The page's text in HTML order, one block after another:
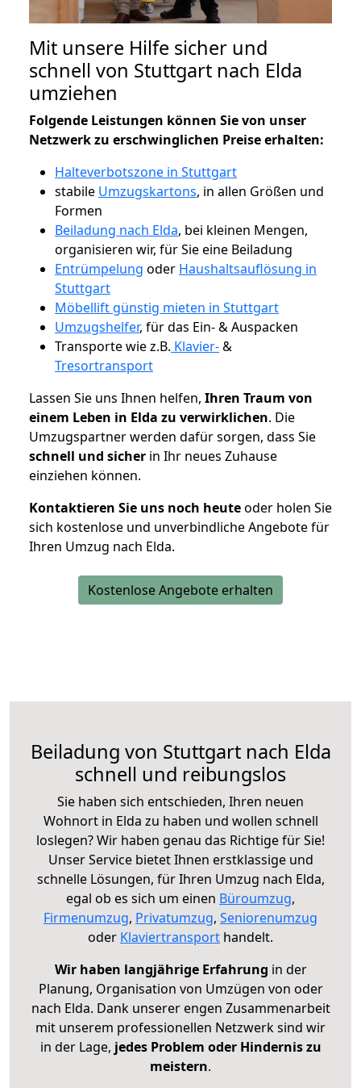
Mit unsere Hilfe sicher und
schnell von Stuttgart nach Elda
umziehen
Folgende Leistungen können Sie von unser
Netzwerk zu erschwinglichen Preise erhalten:
Halteverbotszone in Stuttgart
stabile Umzugskartons, in allen Größen und
Formen
Beiladung nach Elda, bei kleinen Mengen,
organisieren wir, für Sie eine Beiladung
Entrümpelung oder Haushaltsauflösung in
Stuttgart
Möbellift günstig mieten in Stuttgart
Umzugshelfer, für das Ein- & Auspacken
Transporte wie z.B. Klavier-&
Tresortransport
Lassen Sie uns Ihnen helfen, Ihren Traum von
einem Leben in Elda zu verwirklichen. Die
Umzugspartner werden dafür sorgen, dass Sie
schnell und sicher in Ihr neues Zuhause
einziehen können.
Kontaktieren Sie uns noch heuteoder holen Sie
sich kostenlose und unverbindliche Angebote für
Ihren Umzug nach Elda.
Kostenlose Angebote erhalten
Beiladung von Stuttgart nach Elda
schnell und reibungslos
Sie haben sich entschieden, Ihren neuen
Wohnort in Elda zu haben und wollen schnell
loslegen? Wir haben genau das Richtige für Sie!
Unser Service bietet Ihnen erstklassige und
schnelle Lösungen, für Ihren Umzug nach Elda,
egal ob es sich um einen Büroumzug,
Firmenumzug, Privatumzug, Seniorenumzug
oder Klaviertransport handelt.
Wir haben langjährige Erfahrung in der
Planung, Organisation von Umzügen von oder
nach Elda. Dank unserer engen Zusammenarbeit
mit unserem professionellen Netzwerk sind wir
in der Lage, jedes Problem oder Hindernis zu
meistern.